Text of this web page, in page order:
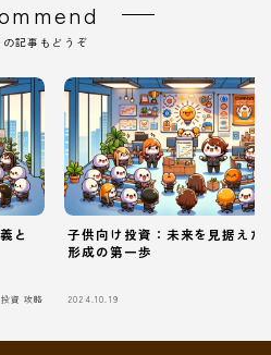
の記事もどうぞ
と
投資 攻略
子供向け投資：未来を見据えた
形成の第一歩
2024.10.19